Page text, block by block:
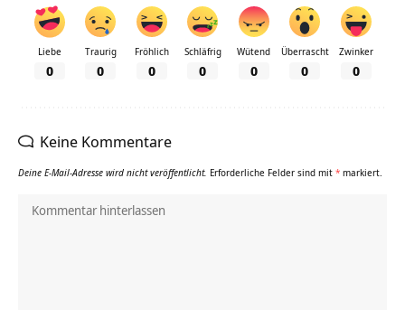
Liebe
0
Traurig
0
Fröhlich
0
Schläfrig
0
Wütend
0
Überrascht
0
Zwinker
0
Keine Kommentare
Deine E-Mail-Adresse wird nicht veröffentlicht. Erforderliche Felder sind mit * markiert.